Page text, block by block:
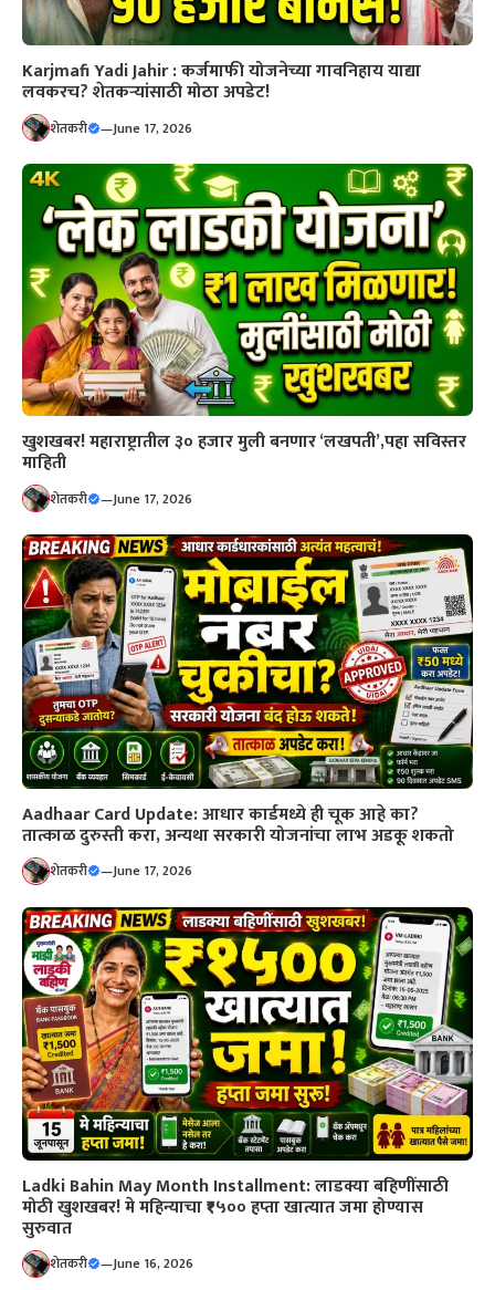
Karjmafi Yadi Jahir : कर्जमाफी योजनेच्या गावनिहाय याद्या
लवकरच? शेतकऱ्यांसाठी मोठा अपडेट!
शेतकरी —June 17, 2026
खुशखबर! महाराष्ट्रातील ३० हजार मुली बनणार ‘लखपती’,पहा सविस्तर
माहिती
शेतकरी —June 17, 2026
Aadhaar Card Update: आधार कार्डमध्ये ही चूक आहे का?
तात्काळ दुरुस्ती करा, अन्यथा सरकारी योजनांचा लाभ अडकू शकतो
शेतकरी —June 17, 2026
Ladki Bahin May Month Installment: लाडक्या बहिणींसाठी
मोठी खुशखबर! मे महिन्याचा ₹१५०० हप्ता खात्यात जमा होण्यास
सुरुवात
शेतकरी —June 16, 2026